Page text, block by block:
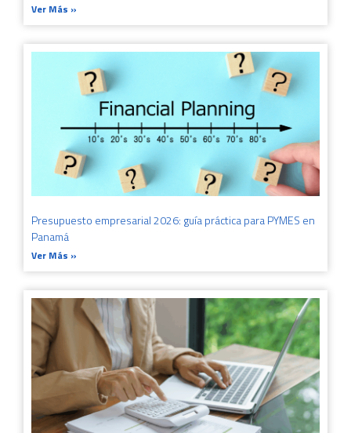
Ver Más »
Presupuesto empresarial 2026: guía práctica para PYMES en
Panamá
Ver Más »